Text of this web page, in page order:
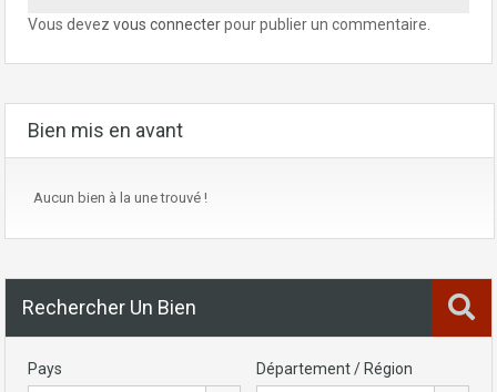
Vous devez vous connecterpour publier un commentaire.
Bien mis en avant
Aucun bien à la une trouvé !
Rechercher Un Bien
Pays Département / Région